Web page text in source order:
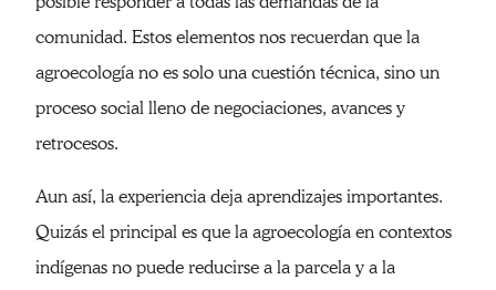
comunidad. Estos elementos nos recuerdan que la
agroecología no es solo una cuestión técnica, sino un
proceso social lleno de negociaciones, avances y
retrocesos.
Aun así, la experiencia deja aprendizajes importantes.
Quizás el principal es que la agroecología en contextos
indígenas no puede reducirse a la parcela y a la